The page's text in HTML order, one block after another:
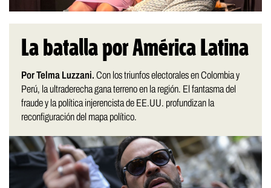
La batalla por América Latina
Por Telma Luzzani. Con los triunfos electorales en Colombia y
Perú, la ultraderecha gana terreno en la región. El fantasma del
fraude y la política injerencista de EE.UU. profundizan la
reconfiguración del mapa político.